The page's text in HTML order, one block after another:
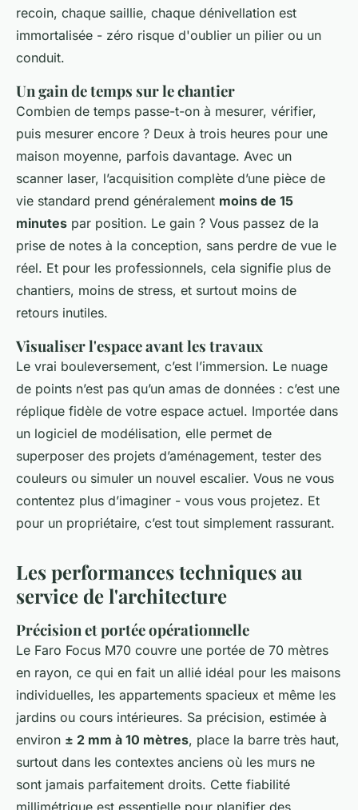
recoin, chaque saillie, chaque dénivellation est
immortalisée - zéro risque d'oublier un pilier ou un
conduit.
Un gain de temps sur le chantier
Combien de temps passe-t-on à mesurer, vérifier,
puis mesurer encore ? Deux à trois heures pour une
maison moyenne, parfois davantage. Avec un
scanner laser, l’acquisition complète d’une pièce de
vie standard prend généralement moins de 15
minutes par position. Le gain ? Vous passez de la
prise de notes à la conception, sans perdre de vue le
réel. Et pour les professionnels, cela signifie plus de
chantiers, moins de stress, et surtout moins de
retours inutiles.
Visualiser l'espace avant les travaux
Le vrai bouleversement, c’est l’immersion. Le nuage
de points n’est pas qu’un amas de données : c’est une
réplique fidèle de votre espace actuel. Importée dans
un logiciel de modélisation, elle permet de
superposer des projets d’aménagement, tester des
couleurs ou simuler un nouvel escalier. Vous ne vous
contentez plus d’imaginer - vous vous projetez. Et
pour un propriétaire, c’est tout simplement rassurant.
Les performances techniques au
service de l'architecture
Précision et portée opérationnelle
Le Faro Focus M70 couvre une portée de 70 mètres
en rayon, ce qui en fait un allié idéal pour les maisons
individuelles, les appartements spacieux et même les
jardins ou cours intérieures. Sa précision, estimée à
environ ± 2 mm à 10 mètres, place la barre très haut,
surtout dans les contextes anciens où les murs ne
sont jamais parfaitement droits. Cette fiabilité